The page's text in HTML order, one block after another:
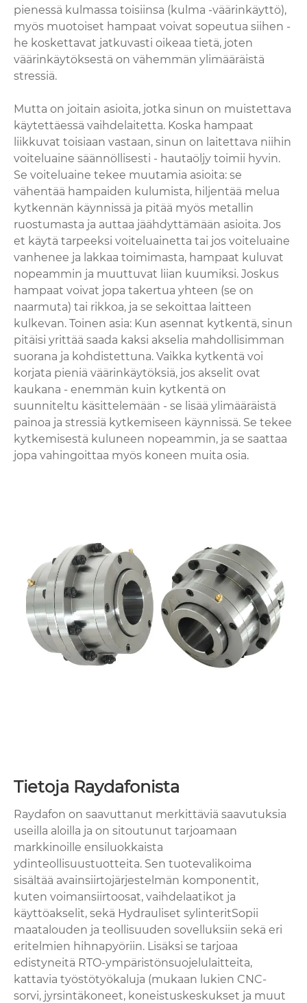
pienessä kulmassa toisiinsa (kulma -väärinkäyttö),
myös muotoiset hampaat voivat sopeutua siihen -
he koskettavat jatkuvasti oikeaa tietä, joten
väärinkäytöksestä on vähemmän ylimääräistä
stressiä.
Mutta on joitain asioita, jotka sinun on muistettava
käytettäessä vaihdelaitetta. Koska hampaat
liikkuvat toisiaan vastaan, sinun on laitettava niihin
voiteluaine säännöllisesti - hautaöljy toimii hyvin.
Se voiteluaine tekee muutamia asioita: se
vähentää hampaiden kulumista, hiljentää melua
kytkennän käynnissä ja pitää myös metallin
ruostumasta ja auttaa jäähdyttämään asioita. Jos
et käytä tarpeeksi voiteluainetta tai jos voiteluaine
vanhenee ja lakkaa toimimasta, hampaat kuluvat
nopeammin ja muuttuvat liian kuumiksi. Joskus
hampaat voivat jopa takertua yhteen (se on
naarmuta) tai rikkoa, ja se sekoittaa laitteen
kulkevan. Toinen asia: Kun asennat kytkentä, sinun
pitäisi yrittää saada kaksi akselia mahdollisimman
suorana ja kohdistettuna. Vaikka kytkentä voi
korjata pieniä väärinkäytöksiä, jos akselit ovat
kaukana - enemmän kuin kytkentä on
suunniteltu käsittelemään - se lisää ylimääräistä
painoa ja stressiä kytkemiseen käynnissä. Se tekee
kytkemisestä kuluneen nopeammin, ja se saattaa
jopa vahingoittaa myös koneen muita osia.
Tietoja Raydafonista
Raydafon on saavuttanut merkittäviä saavutuksia
useilla aloilla ja on sitoutunut tarjoamaan
markkinoille ensiluokkaista
ydinteollisuustuotteita. Sen tuotevalikoima
sisältää avainsiirtojärjestelmän komponentit,
kuten voimansiirtoosat, vaihdelaatikot ja
käyttöakselit, sekä Hydrauliset sylinteritSopii
maatalouden ja teollisuuden sovelluksiin sekä eri
eritelmien hihnapyöriin. Lisäksi se tarjoaa
edistyneitä RTO-ympäristönsuojelulaitteita,
kattavia työstötyökaluja (mukaan lukien CNC-
sorvi, jyrsintäkoneet, koneistuskeskukset ja muut